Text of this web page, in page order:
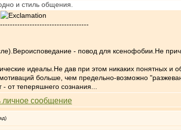
и стиль общения.
- повод для ксенофобии.Не
идеалы.Не дав при этом никаких понятных
больше, чем предельно-возможно
от теперяшнего сознания...